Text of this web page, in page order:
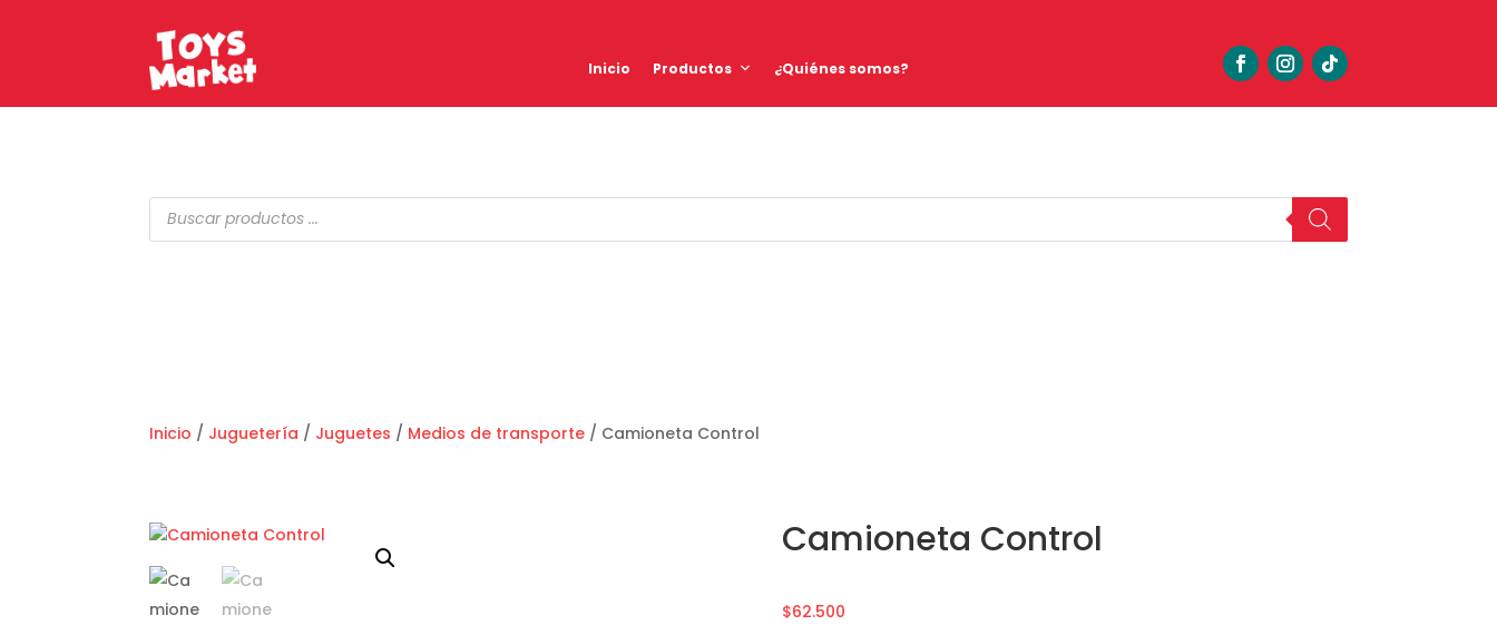
Inicio Productos ¿Quiénes somos?
Búsqueda
de
productos
Inicio / Juguetería / Juguetes / Medios de transporte / Camioneta Control
Camioneta Control
$62.500